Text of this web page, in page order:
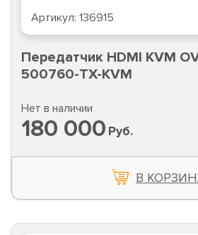
Артикул: 136915
Передатчик HDMI KVM
500760-TX-KVM
Нет в наличии
180 000 Руб.
В